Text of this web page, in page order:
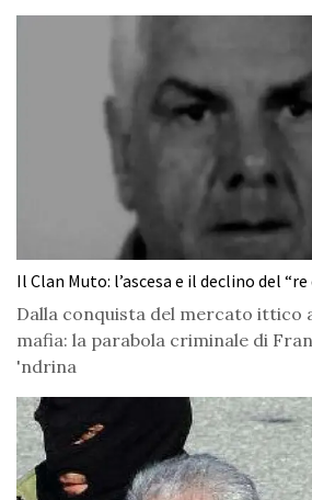
Il Clan Muto: l’ascesa e il declino del
Dalla conquista del mercato ittico
mafia: la parabola criminale di
'ndrina